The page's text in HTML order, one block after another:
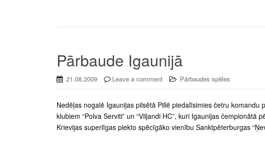
Pārbaude Igaunijā
21.08.2009 Leave a comment Pārbaudes spēles
Nedēļas nogalē Igaunijas pilsētā Pillē piedalīsimies četru
klubiem “Polva Serviti” un “Viljandi HC”, kuri Igaunijas
Krievijas superlīgas piekto spēcīgāko vienību Sanktpēterburgas